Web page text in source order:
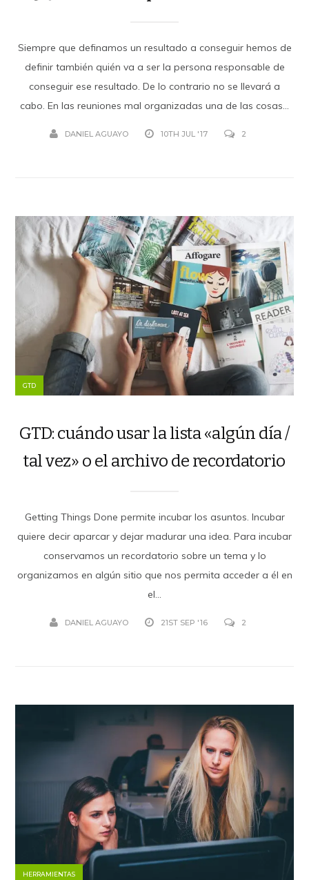
Siempre que definamos un resultado a conseguir hemos de
definir también quién va a ser la persona responsable de
conseguir ese resultado. De lo contrario no se llevará a
cabo. En las reuniones mal organizadas una de las cosas...
DANIEL AGUAYO 10TH JUL '17 2
GTD
GTD: cuándo usar la lista «algún día /
tal vez» o el archivo de recordatorio
Getting Things Done permite incubar los asuntos. Incubar
quiere decir aparcar y dejar madurar una idea. Para incubar
conservamos un recordatorio sobre un tema y lo
organizamos en algún sitio que nos permita acceder a él en
el...
DANIEL AGUAYO 21ST SEP '16 2
HERRAMIENTAS